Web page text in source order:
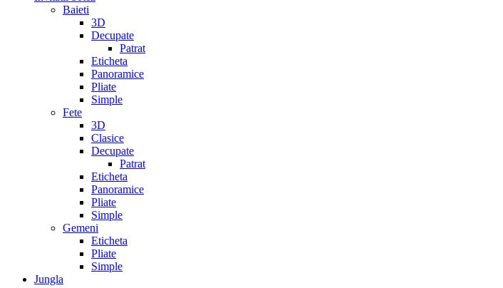
Baieti
3D
Decupate
Patrat
Eticheta
Panoramice
Pliate
Simple
Fete
3D
Clasice
Decupate
Patrat
Eticheta
Panoramice
Pliate
Simple
Gemeni
Eticheta
Pliate
Simple
Jungla